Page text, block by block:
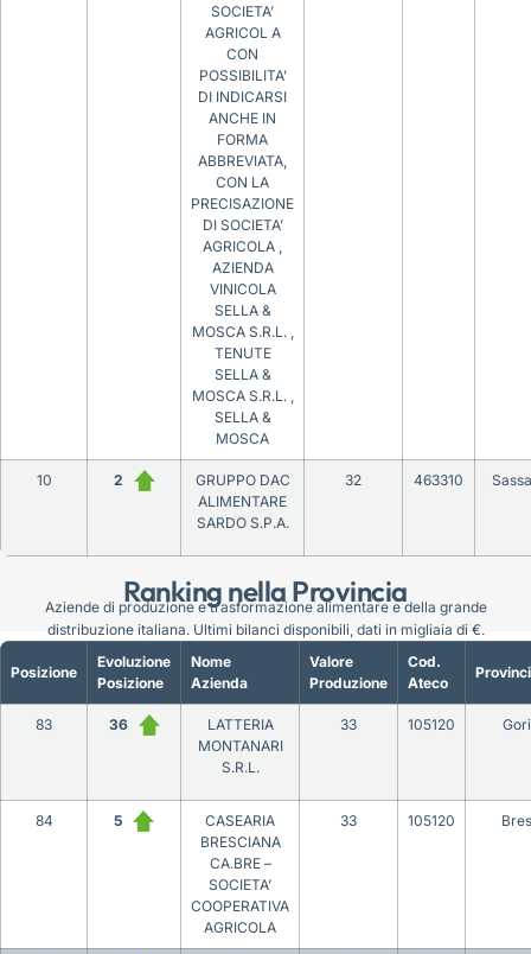
Ranking nella Provincia
SOCIETA’
AGRICOL A
CON
POSSIBILITA’
DI INDICARSI
ANCHE IN
FORMA
ABBREVIATA,
CON LA
PRECISAZIONE
DI SOCIETA’
AGRICOLA ,
AZIENDA
VINICOLA
SELLA &
MOSCA S.R.L. ,
TENUTE
SELLA &
MOSCA S.R.L. ,
SELLA &
MOSCA
10 2
GRUPPO DAC
ALIMENTARE
SARDO S.P.A.
32 463310
Posizione
Evoluzione
Posizione
Nome
Azienda
Valore
Produzione
Cod.
Ateco
83 36
LATTERIA
MONTANARI
S.R.L.
33 105120
84 5
CASEARIA
BRESCIANA
CA.BRE –
SOCIETA’
COOPERATIVA
AGRICOLA
33 105120
Aziende di produzione e trasformazione alimentare e della grande
distribuzione italiana. Ultimi bilanci disponibili, dati in migliaia di €.